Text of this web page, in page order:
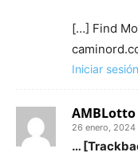
[…] Find
Iniciar
AMBLotto
26 enero, 2024
…